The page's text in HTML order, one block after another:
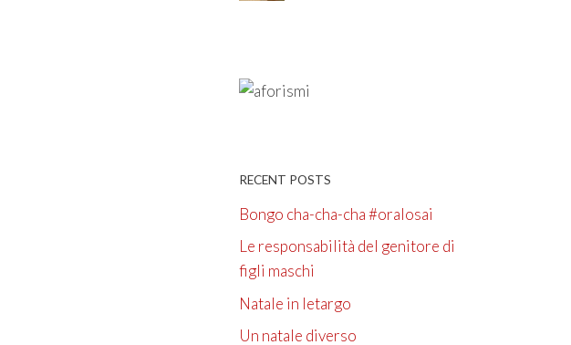
RECENT POSTS
Bongo cha-cha-cha #oralosai
Le responsabilità del genitore di
figli maschi
Natale in letargo
Un natale diverso